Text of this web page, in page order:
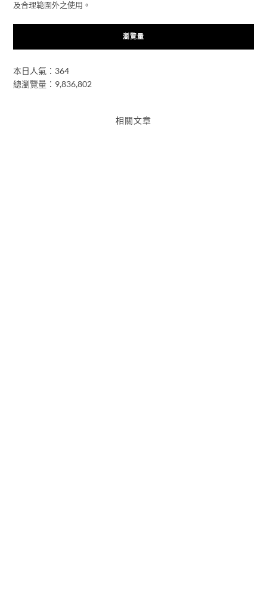
及合理範圍外之使用。
瀏覽量
本日人氣：364
總瀏覽量：9,836,802
相關文章